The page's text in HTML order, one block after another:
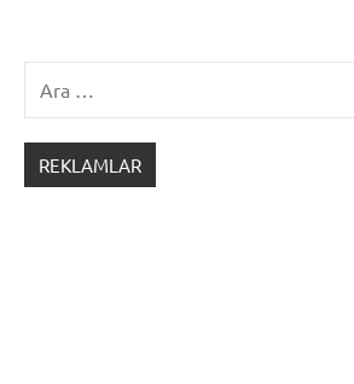
REKLAMLAR